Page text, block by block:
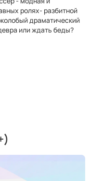
ролях- разбитной
драматический
или ждать беды?